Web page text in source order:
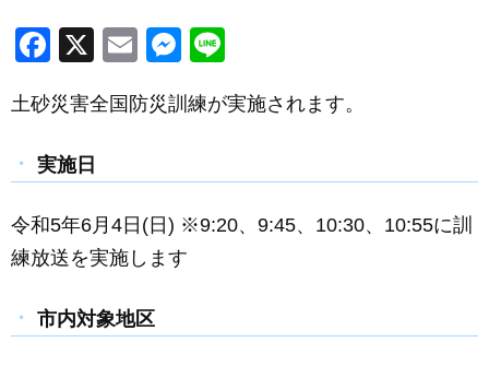
F
c
e
b
o
o
X
E
ail
M
ss
n
g
er
e
土砂災害全国防災訓練が実施されます。
実施日
令和5年6月4日(日) ※9:20、9:45、10:30、10:55に訓
練放送を実施します
市内対象地区